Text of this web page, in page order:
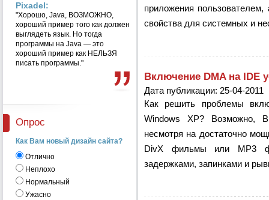
приложения
свойства для системных и
Включение DMA на IDE
Дата публикации: 25-04-2011
Как решить проблемы
Windows XP? Возможно,
несмотря на достаточно
DivX фильмы или MP3
задержками, запинками и
Pixadel:
"Хорошо, Java, ВОЗМОЖНО,
хороший пример того как должен
выглядеть язык. Но тогда
программы на Java — это
хороший пример как НЕЛЬЗЯ
писать программы."
Опрос
Как Вам новый дизайн сайта?
Отлично
Неплохо
Нормальный
Ужасно